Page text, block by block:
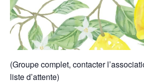
(Groupe complet, contacter
liste d’attente)